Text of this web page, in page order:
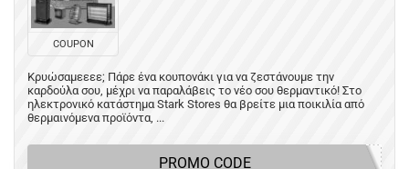
COUPON
Κρυώσαμεεεε; Πάρε ένα κουπονάκι για να ζεστάνουμε την
καρδούλα σου, μέχρι να παραλάβεις το νέο σου θερμαντικό! Στο
ηλεκτρονικό κατάστημα Stark Stores θα βρείτε μια ποικιλία από
θερμαινόμενα προϊόντα, ...
PROMO CODE